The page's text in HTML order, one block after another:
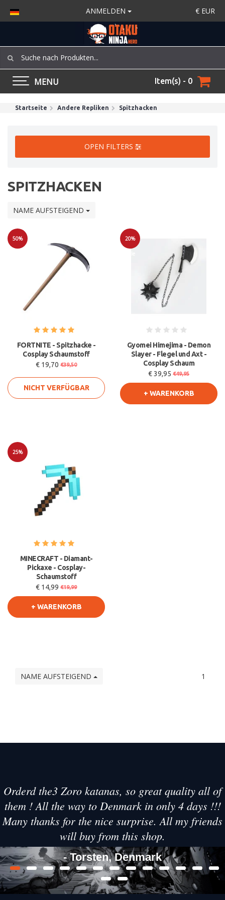
ANMELDEN € EUR
MENU Item(s) - 0
Startseite Andere Repliken Spitzhacken
OPEN FILTERS
SPITZHACKEN
NAME AUFSTEIGEND
50%
FORTNITE - Spitzhacke -
Cosplay Schaumstoff
€ 19,70 €39,50
NICHT VERFÜGBAR
20%
Gyomei Himejima - Demon
Slayer - Flegel und Axt -
Cosplay Schaum
€ 39,95 €49,95
+ WARENKORB
25%
MINECRAFT - Diamant-
Pickaxe - Cosplay-
Schaumstoff
€ 14,99 €19,99
+ WARENKORB
NAME AUFSTEIGEND 1
Orderd the3 Zoro katanas, so great quality all of
them ! All the way to Denmark in only 4 days !!!
Many thanks for the nice surprise. All my friends
will buy from this shop.
- Torsten, Denmark